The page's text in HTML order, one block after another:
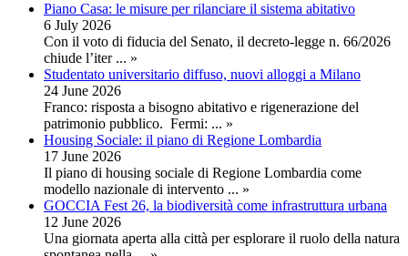
Piano Casa: le misure per rilanciare il sistema abitativo
6 July 2026
Con il voto di fiducia del Senato, il decreto-legge n. 66/2026
chiude l’iter ... »
Studentato universitario diffuso, nuovi alloggi a Milano
24 June 2026
Franco: risposta a bisogno abitativo e rigenerazione del
patrimonio pubblico. Fermi: ... »
Housing Sociale: il piano di Regione Lombardia
17 June 2026
Il piano di housing sociale di Regione Lombardia come
modello nazionale di intervento ... »
GOCCIA Fest 26, la biodiversità come infrastruttura urbana
12 June 2026
Una giornata aperta alla città per esplorare il ruolo della natura